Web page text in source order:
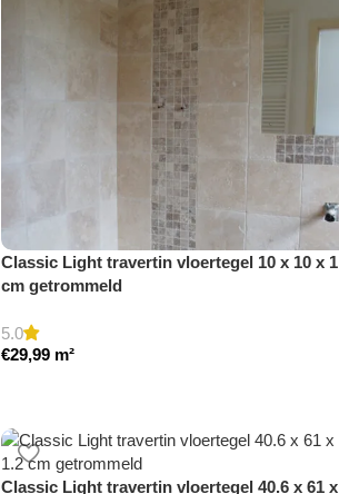
Classic Light travertin vloertegel 10 x 10 x 1
cm getrommeld
5.0
€29,99 m²
Classic Light travertin vloertegel 40.6 x 61 x